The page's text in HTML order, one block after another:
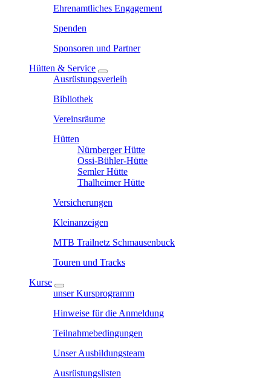
Ehrenamtliches Engagement
Spenden
Sponsoren und Partner
Hütten & Service
Ausrüstungsverleih
Bibliothek
Vereinsräume
Hütten
Nürnberger Hütte
Ossi-Bühler-Hütte
Semler Hütte
Thalheimer Hütte
Versicherungen
Kleinanzeigen
MTB Trailnetz Schmausenbuck
Touren und Tracks
Kurse
unser Kursprogramm
Hinweise für die Anmeldung
Teilnahmebedingungen
Unser Ausbildungsteam
Ausrüstungslisten